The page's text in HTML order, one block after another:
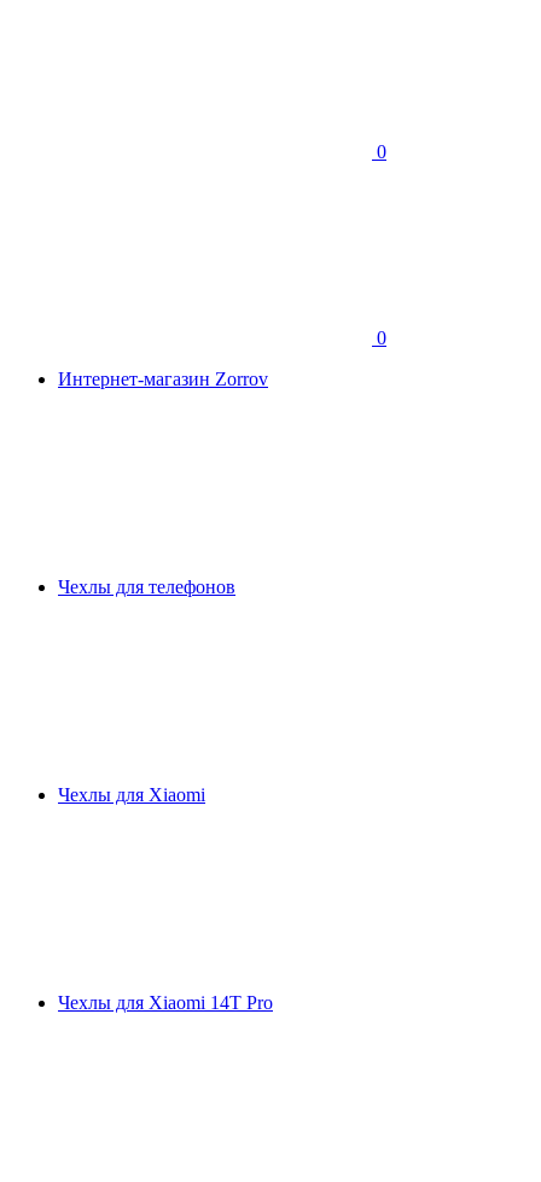
0
0
Интернет-магазин Zorrov
Чехлы для телефонов
Чехлы для Xiaomi
Чехлы для Xiaomi 14T Pro